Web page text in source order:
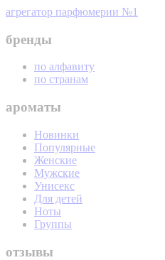
агрегатор парфюмерии №1
бренды
по алфавиту
по странам
ароматы
Новинки
Популярные
Женские
Мужские
Унисекс
Для детей
Ноты
Группы
отзывы